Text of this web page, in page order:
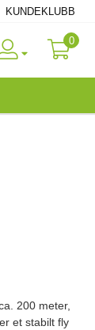
KUNDEKLUBB
0
200 meter,
et stabilt fly